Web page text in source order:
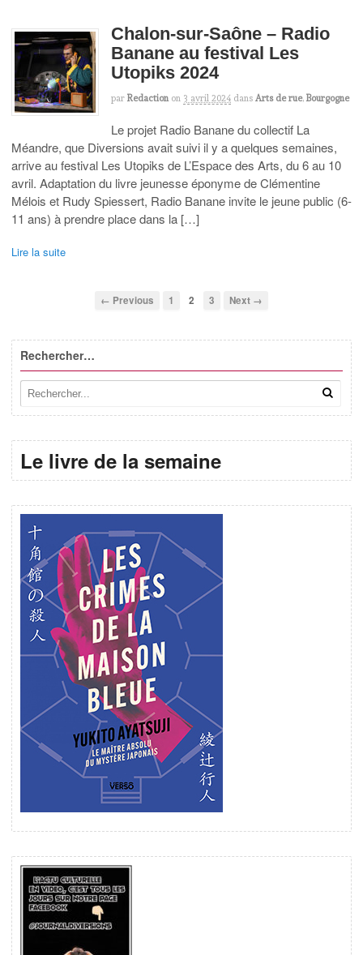
Chalon-sur-Saône – Radio
Banane au festival Les
Utopiks 2024
par Redaction on 3 avril 2024 dans Arts de rue, Bourgogne
Le projet Radio Banane du collectif La
Méandre, que Diversions avait suivi il y a quelques semaines,
arrive au festival Les Utopiks de L’Espace des Arts, du 6 au 10
avril. Adaptation du livre jeunesse éponyme de Clémentine
Mélois et Rudy Spiessert, Radio Banane invite le jeune public (6-
11 ans) à prendre place dans la […]
Lire la suite
← Previous 1 2 3 Next →
Rechercher…
Le livre de la semaine